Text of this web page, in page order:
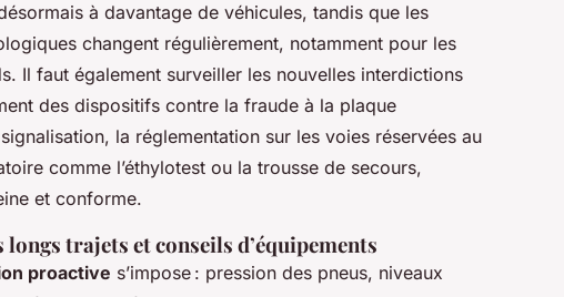
à davantage de véhicules, tandis que les
changent régulièrement, notamment pour les
Il faut également surveiller les nouvelles interdictions
des dispositifs contre la fraude à la plaque
la réglementation sur les voies réservées au
comme l’éthylotest ou la trousse de secours,
et conforme.
trajets et conseils d’équipements
proactive s’impose : pression des pneus, niveaux